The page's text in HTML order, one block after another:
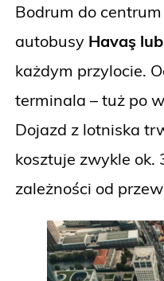
Bodrum do
autobusy Havaş
każdym przylocie.
terminala – tuż po
Dojazd z lotniska
kosztuje zwykle ok.
zależności od